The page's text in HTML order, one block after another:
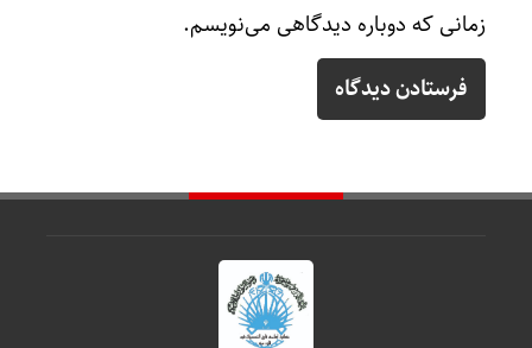
زمانی که دوباره دیدگاهی می‌نویسم.